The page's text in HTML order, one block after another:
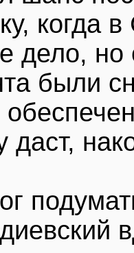
когда
дело,
были
даст,